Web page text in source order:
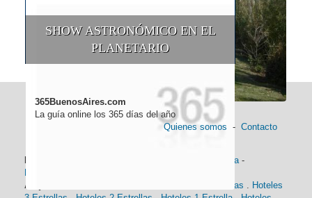
SHOW ASTRONÓMICO EN EL
PLANETARIO
365BuenosAires.com
La guía online los 365 días del año
Quienes somos - Contacto
Historia -
Alojamiento:
Hoteles 4 Estrellas
Hoteles